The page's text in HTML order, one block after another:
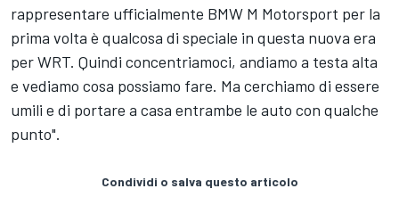
rappresentare ufficialmente BMW M Motorsport per la
prima volta è qualcosa di speciale in questa nuova era
per WRT. Quindi concentriamoci, andiamo a testa alta
e vediamo cosa possiamo fare. Ma cerchiamo di essere
umili e di portare a casa entrambe le auto con qualche
punto".
Condividi o salva questo articolo